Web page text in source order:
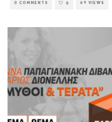
0 COMMENTS 0 69 VIEWS